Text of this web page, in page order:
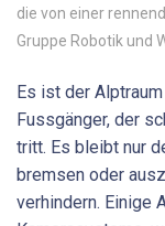
die von einer
Gruppe Robotik und
Es ist der
Fussgänger, der
tritt. Es bleibt nur
bremsen oder
verhindern. Einige